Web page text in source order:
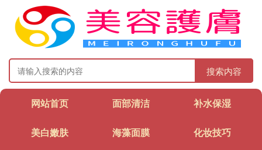
搜索内容
网站首页 面部清洁 补水保湿
美白嫩肤 海藻面膜 化妆技巧